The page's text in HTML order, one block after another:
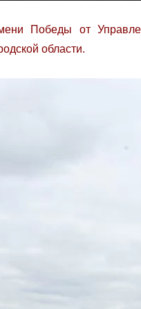
Победы от
области.